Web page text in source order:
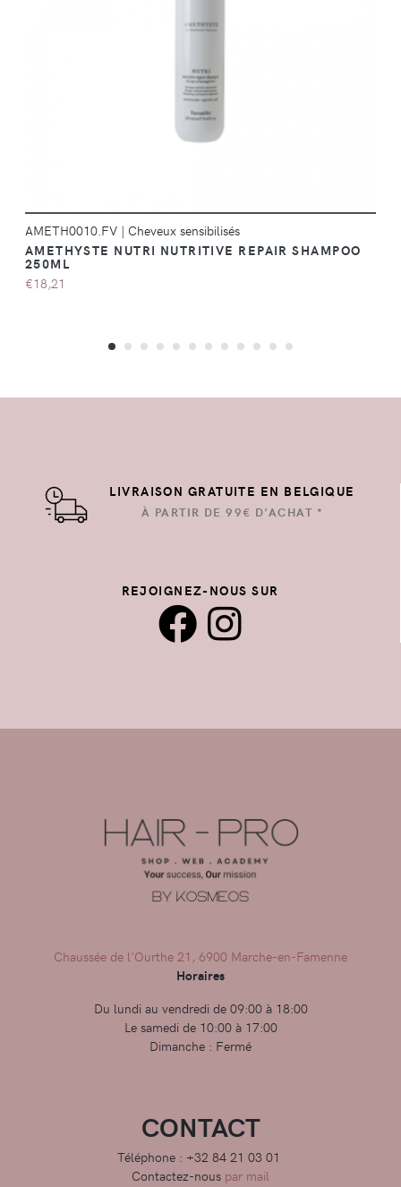
DÉTAILS
AMETH0010.FV | Cheveux sensibilisés
AMETHYSTE NUTRI NUTRITIVE REPAIR SHAMPOO
250ML
€18,21
LIVRAISON GRATUITE EN BELGIQUE
À PARTIR DE 99€ D'ACHAT *
REJOIGNEZ-NOUS SUR
Chaussée de l'Ourthe 21, 6900 Marche-en-Famenne
Horaires
Du lundi au vendredi de 09:00 à 18:00
Le samedi de 10:00 à 17:00
Dimanche : Fermé
CONTACT
Téléphone : +32 84 21 03 01
Contactez-nous par mail